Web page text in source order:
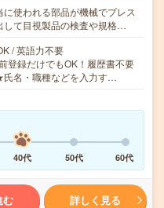
使われる部品が機械でプレス
して目視製品の検査や規格…
/ 英語力不要
登録だけでもOK！履歴書不要
名・職種などを入力す…
40代 50代 60代
む 詳しく見る